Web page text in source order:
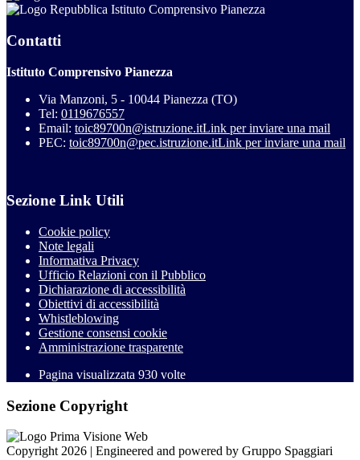
Istituto Comprensivo Pianezza
Contatti
Istituto Comprensivo Pianezza
Via Manzoni, 5 - 10044 Pianezza (TO)
Tel: 0119676557
Email: toic89700n@istruzione.itLink per inviare una mail
PEC: toic89700n@pec.istruzione.itLink per inviare una mail
Sezione Link Utili
Cookie policy
Note legali
Informativa Privacy
Ufficio Relazioni con il Pubblico
Dichiarazione di accessibilità
Obiettivi di accessibilità
Whistleblowing
Gestione consensi cookie
Amministrazione trasparente
Pagina visualizzata 930 volte
Sezione Copyright
Copyright 2026 | Engineered and powered by Gruppo Spaggiari